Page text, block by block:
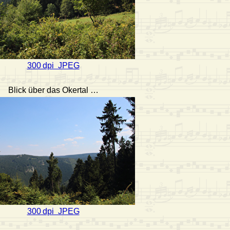
300 dpi JPEG
Blick über das Okertal …
300 dpi JPEG